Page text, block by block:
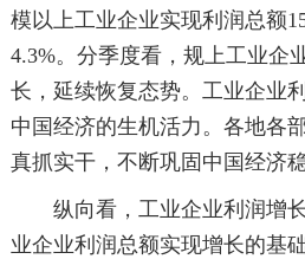
模以上工业企业实现利润总额
4.3%。分季度看，规上工业企
长，延续恢复态势。工业企业
中国经济的生机活力。各地各
真抓实干，不断巩固中国经济
纵向看，工业企业利润增长
业企业利润总额实现增长的基